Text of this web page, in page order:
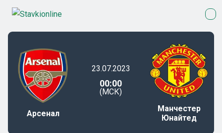
Арсенал
23.07.2023
00:00
(МСК)
Манчестер
Юнайтед